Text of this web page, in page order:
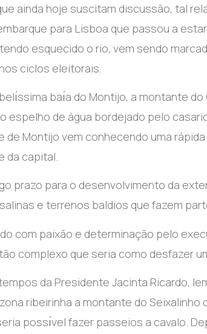
ainda hoje suscitam discussão, tal
para Lisboa que passou a
esquecido o rio, vem sendo
ciclos eleitorais.
baı́a do Montijo, a montante
espelho de água bordejado pelo
de Montijo vem conhecendo uma
da capital.
prazo para o desenvolvimento da
e terrenos baldios que fazem
com paixão e determinação pelo
complexo que seria como desfazer
da Presidente Jacinta Ricardo,
ribeirinha a montante do Seixalinho
possı́vel fazer passeios a cavalo.